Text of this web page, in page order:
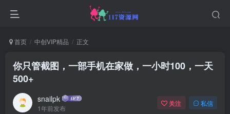
首页 中创VIP精品 正文
你只管截图，一部手机在家做，一小时100，一天
500+
snailpk
1年前发布
关注 私信